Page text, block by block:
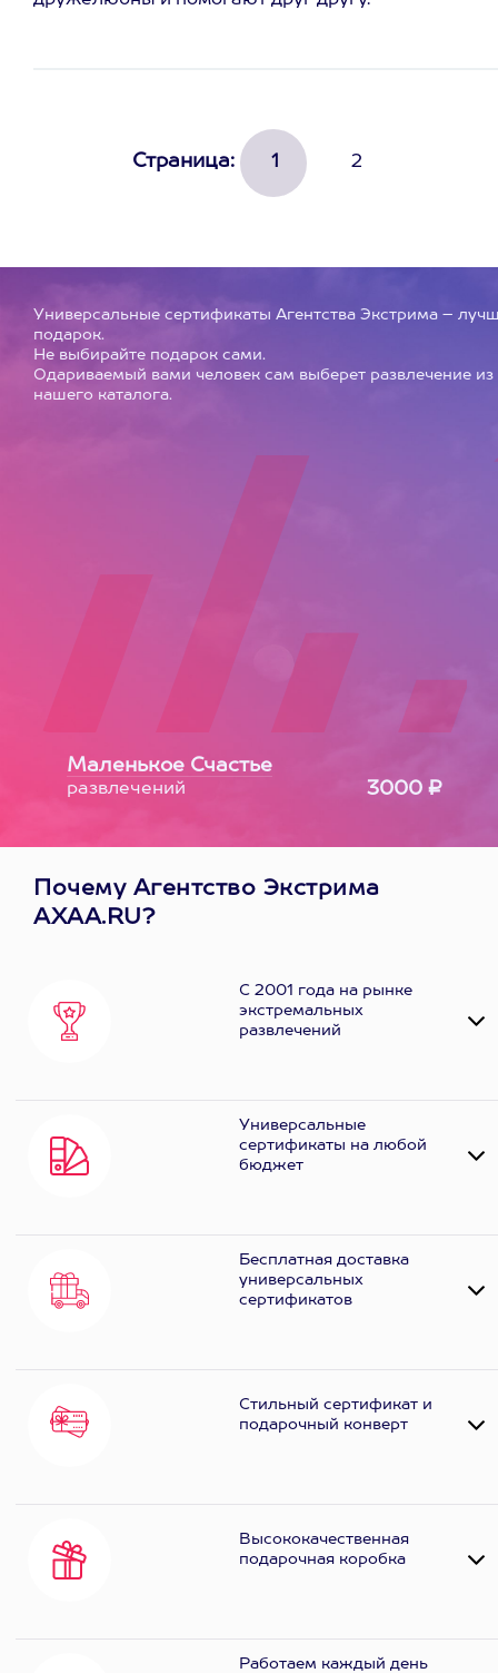
Страница: 1 2
Универсальные сертификаты Агентства Экстрима –
подарок.
Не выбирайте подарок сами.
Одариваемый вами человек сам выберет развлечение из
нашего каталога.
Маленькое Счастье
развлечений 3000 ₽
Почему Агентство Экстрима
AXAA.RU?
С 2001 года на рынке
экстремальных
развлечений
Универсальные
сертификаты на любой
бюджет
Бесплатная доставка
универсальных
сертификатов
Стильный сертификат и
подарочный конверт
Высококачественная
подарочная коробка
Работаем каждый день